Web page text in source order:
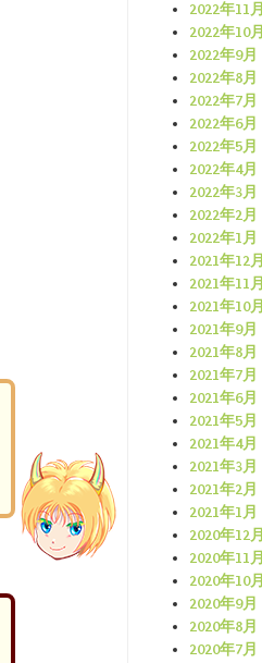
2022年11月
2022年10月
2022年9月
2022年8月
2022年7月
2022年6月
2022年5月
2022年4月
2022年3月
2022年2月
2022年1月
2021年12月
2021年11月
2021年10月
2021年9月
2021年8月
2021年7月
2021年6月
2021年5月
2021年4月
2021年3月
2021年2月
2021年1月
2020年12月
2020年11月
2020年10月
2020年9月
2020年8月
2020年7月